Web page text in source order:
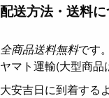
配送方法・送料
全商品送料無料です。
ヤマト運輸(大型商品
大安吉日に到着する